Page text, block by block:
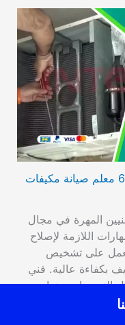
فني تصليح تكييف الصوابر 60615556 معلم صيانة مكيفات
المهرة في مجال
اللازمة لإصلاح
يعمل على تشخيص
بكفاءة عالية. فني
التي يعاني منها
المناسبة
بدقة، ويقوم…